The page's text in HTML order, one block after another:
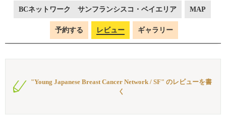
BCネットワーク サンフランシスコ・ベイエリア MAP
予約する レビュー ギャラリー
"Young Japanese Breast Cancer Network / SF" のレビューを書
く